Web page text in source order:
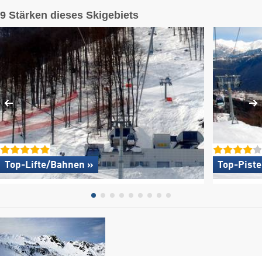
9 Stärken dieses Skigebiets
Top-Lifte/Bahnen » Top-